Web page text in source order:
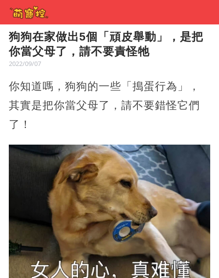
狗狗在家做出5個「頑皮舉動」，是把
你當父母了，請不要責怪牠
2022/09/07
你知道嗎，狗狗的一些「搗蛋行為」，
其實是把你當父母了，請不要錯怪它們
了！